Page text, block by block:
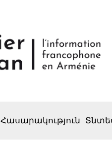
Հասարակություն